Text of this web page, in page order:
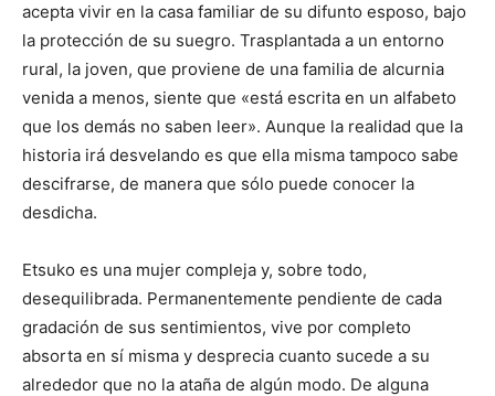
acepta vivir en la casa familiar de su difunto esposo, bajo
la protección de su suegro. Trasplantada a un entorno
rural, la joven, que proviene de una familia de alcurnia
venida a menos, siente que «está escrita en un alfabeto
que los demás no saben leer». Aunque la realidad que la
historia irá desvelando es que ella misma tampoco sabe
descifrarse, de manera que sólo puede conocer la
desdicha.
Etsuko es una mujer compleja y, sobre todo,
desequilibrada. Permanentemente pendiente de cada
gradación de sus sentimientos, vive por completo
absorta en sí misma y desprecia cuanto sucede a su
alrededor que no la ataña de algún modo. De alguna